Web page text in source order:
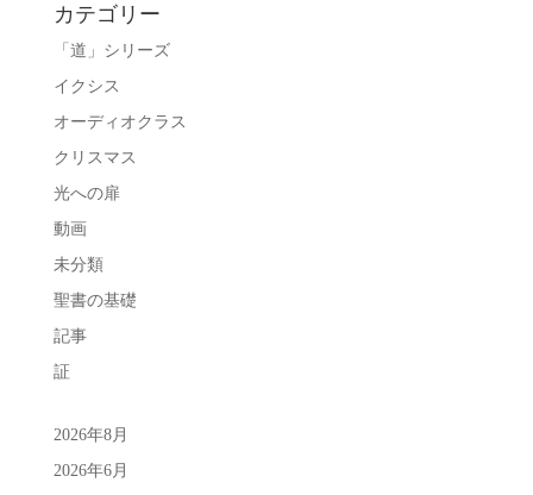
カテゴリー
「道」シリーズ
イクシス
オーディオクラス
クリスマス
光への扉
動画
未分類
聖書の基礎
記事
証
2026年8月
2026年6月